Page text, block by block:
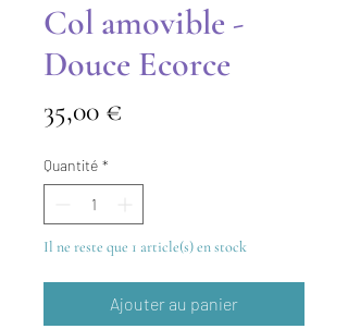
Col amovible -
Douce Ecorce
35,00 €
Quantité *
Il ne reste que 1 article(s) en stock
Ajouter au panier